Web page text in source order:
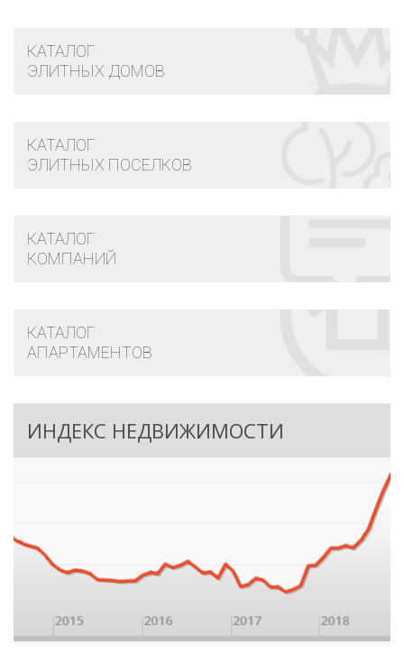
КАТАЛОГ
ЭЛИТНЫХ ДОМОВ
КАТАЛОГ
ЭЛИТНЫХ ПОСЕЛКОВ
КАТАЛОГ
КОМПАНИЙ
КАТАЛОГ
АПАРТАМЕНТОВ
ИНДЕКС НЕДВИЖИМОСТИ